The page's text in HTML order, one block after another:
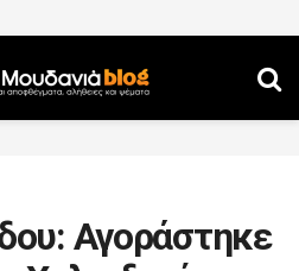
Αγοράστηκε